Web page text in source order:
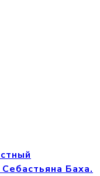
Баха.